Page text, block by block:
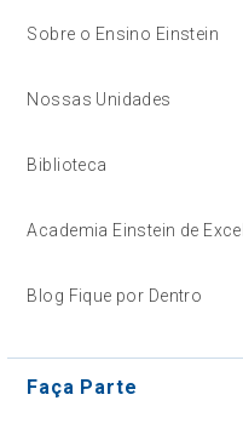
Sobre o Ensino Einstein
Nossas Unidades
Biblioteca
Academia Einstein de
Blog Fique por Dentro
Faça Parte